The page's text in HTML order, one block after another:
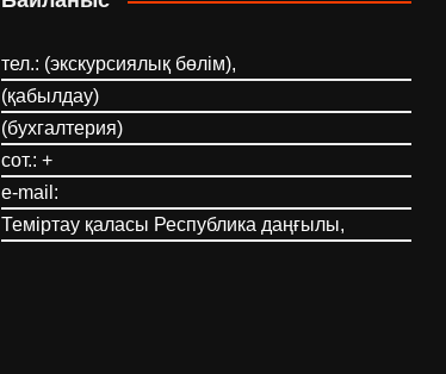
тел.: (экскурсиялық бөлім),
(қабылдау)
(бухгалтерия)
сот.: +
e-mail:
Теміртау қаласы Республика даңғылы,